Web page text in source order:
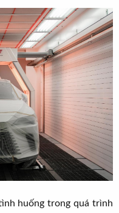
huống trong quá trình